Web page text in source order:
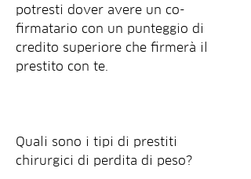
potresti dover avere un co-
firmatario con un punteggio di
credito superiore che firmerà il
prestito con te.
Quali sono i tipi di prestiti
chirurgici di perdita di peso?